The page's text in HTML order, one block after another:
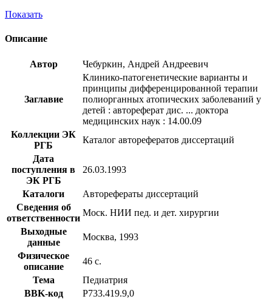
Показать
Описание
Автор Чебуркин, Андрей Андреевич
Заглавие
Клинико-патогенетические варианты и
принципы дифференцированной терапии
полиорганных атопических заболеваний у
детей : автореферат дис. ... доктора
медицинских наук : 14.00.09
Коллекции ЭК
РГБ
Каталог авторефератов диссертаций
Дата
поступления в
ЭК РГБ
26.03.1993
Каталоги
Авторефераты диссертаций
Сведения об
ответственности
Моск. НИИ пед. и дет. хирургии
Выходные
данные
Москва, 1993
Физическое
описание
46 с.
Тема
Педиатрия
BBK-код
Р733.419.9,0